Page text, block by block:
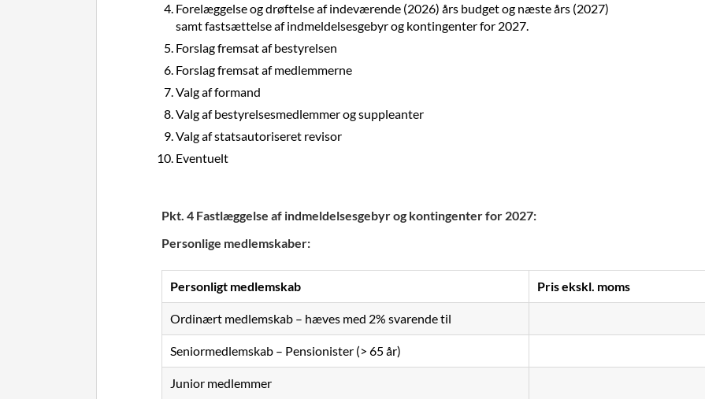
Forelæggelse og drøftelse af indeværende (2026) års budget og næste års (2027)
samt fastsættelse af indmeldelsesgebyr og kontingenter for 2027.
Forslag fremsat af bestyrelsen
Forslag fremsat af medlemmerne
Valg af formand
Valg af bestyrelsesmedlemmer og suppleanter
Valg af statsautoriseret revisor
Eventuelt
Pkt. 4 Fastlæggelse af indmeldelsesgebyr og kontingenter for 2027:
Personlige medlemskaber:
Personligt medlemskab Pris ekskl. moms
Ordinært medlemskab – hæves med 2% svarende til
Seniormedlemskab – Pensionister (> 65 år)
Junior medlemmer